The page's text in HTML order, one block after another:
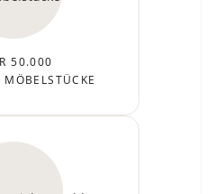
50.000
MÖBELSTÜCKE